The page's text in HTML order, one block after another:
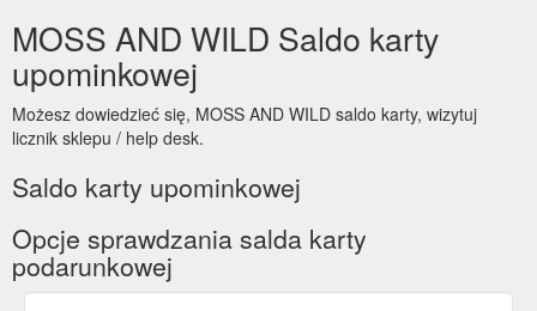
MOSS AND WILD Saldo karty
upominkowej
Możesz dowiedzieć się, MOSS AND WILD saldo karty, wizytuj
licznik sklepu / help desk.
Saldo karty upominkowej
Opcje sprawdzania salda karty
podarunkowej